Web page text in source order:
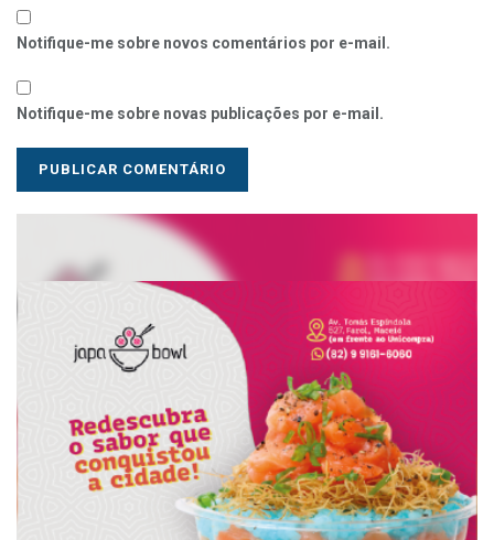
Notifique-me sobre novos comentários por e-mail.
Notifique-me sobre novas publicações por e-mail.